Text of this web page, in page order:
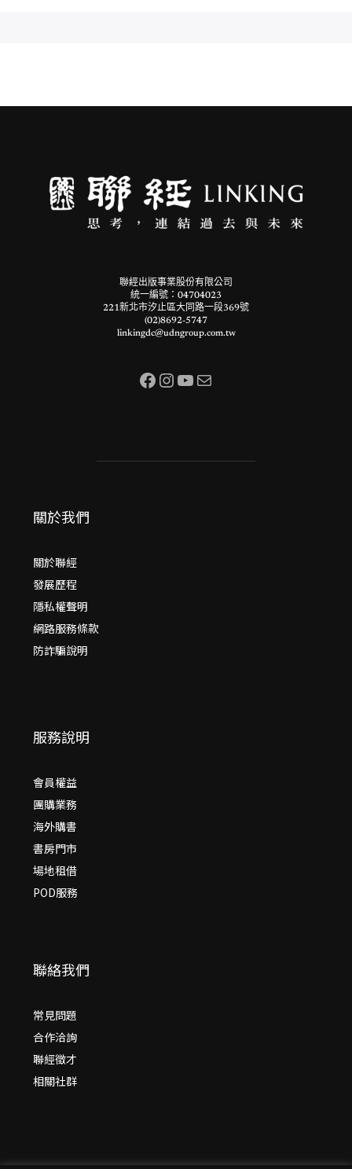
聯經出版事業股份有限公司
統一編號：04704023
221新北市汐止區大同路一段369號
(02)8692-5747
linkingdc@udngroup.com.tw
Facebook InstagramYouTube 電子郵件
關於我們
關於聯經
發展歷程
隱私權聲明
網路服務條款
防詐騙說明
服務說明
會員權益
團購業務
海外購書
書房門市
場地租借
POD服務
聯絡我們
常見問題
合作洽詢
聯經徵才
相關社群